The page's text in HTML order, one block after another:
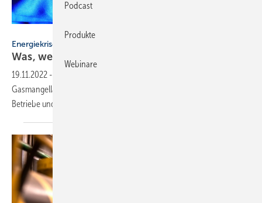
Energiekrise
Was, wenn kein Gas mehr
19.11.2022 -
Gasmangellage beleuchtet. Die Ergebnisse und was sie für SHK-
Betriebe und Bürger bedeuten. Von Thomas
Podcast
Produkte
Webinare